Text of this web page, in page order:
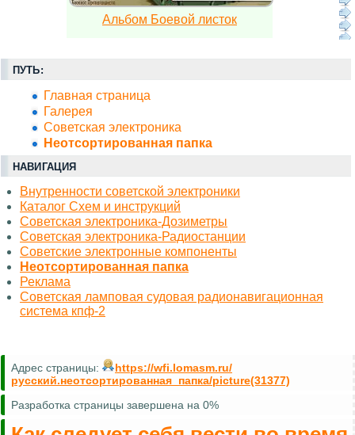
Альбом Боевой листок
ПУТЬ:
Главная страница
Галерея
Советская электроника
Неотсортированная папка
НАВИГАЦИЯ
Внутренности советской электроники
Каталог Схем и инструкций
Советская электроника-Дозиметры
Советская электроника-Радиостанции
Советские электронные компоненты
Неотсортированная папка
Реклама
Советская ламповая судовая радионавигационная
система кпф-2
Адрес страницы:
https://wfi.lomasm.ru/
русский.неотсортированная_папка/picture(31377)
Разработка страницы завершена на 0%